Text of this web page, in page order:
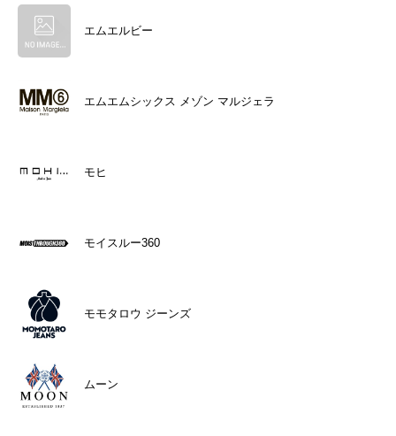
エムエルビー
エムエムシックス メゾン マルジェラ
モヒ
モイスルー360
モモタロウ ジーンズ
ムーン